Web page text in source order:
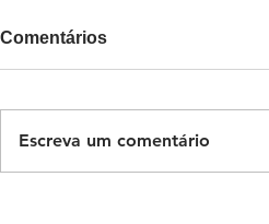
Comentários
Escreva um comentário